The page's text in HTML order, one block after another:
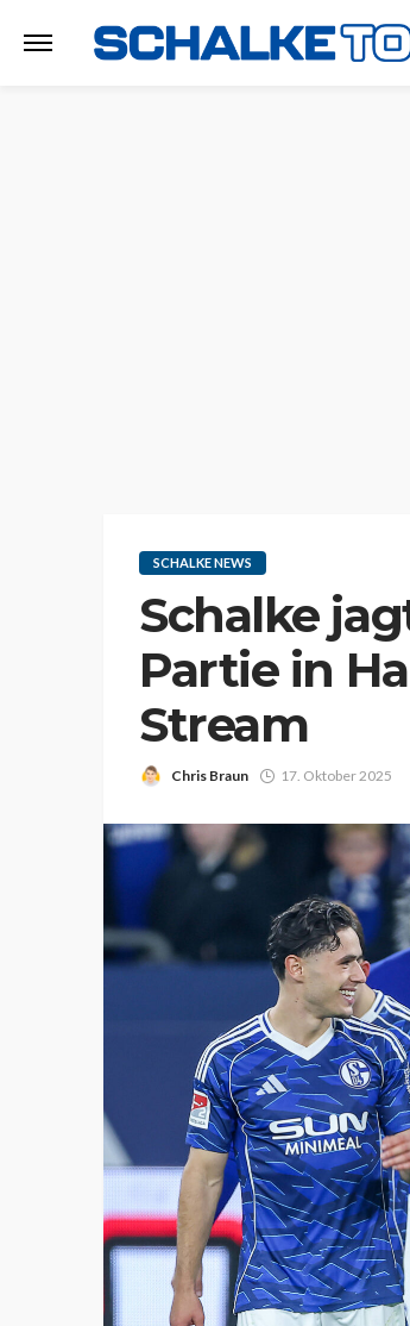
SCHALKE NEWS
Schalke
Partie in
Stream
Chris Braun 17. Oktober 2025